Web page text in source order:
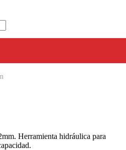
Herramienta hidráulica para